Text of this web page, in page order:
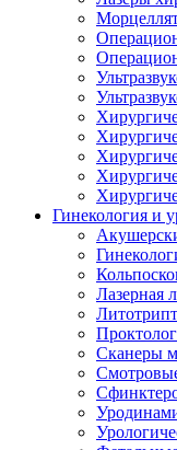
Гинекология и
Лазерная
Сканеры